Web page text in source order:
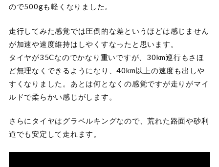
ので500gも軽くなりました。
走行してみた感覚では圧倒的な差というほどは感じません
が加速や速度維持はしやくすなったと思います。
タイヤが35Cなのでかなり重いですが、30km巡行もさほ
ど無理なくできるようになり、40km以上の速度も出しや
すくなりました。あとは何となくの感覚ですが走りがマイ
ルドで柔らかい感じがします。
さらにタイヤはグラベルキングなので、荒れた路面や砂利
道でも安定して走れます。